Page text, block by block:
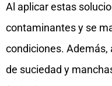
Al aplicar estas
contaminantes y se
condiciones. Además,
de suciedad y